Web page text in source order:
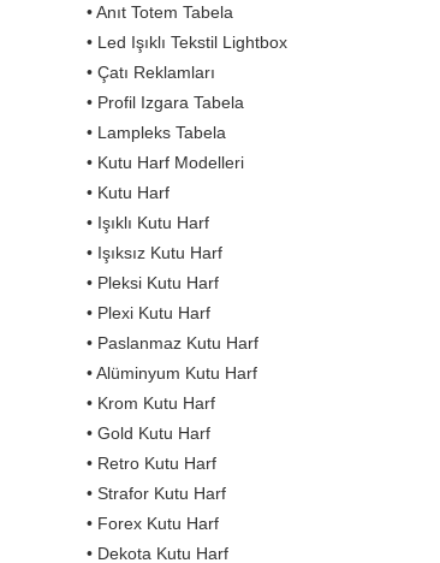
• Anıt Totem Tabela
• Led Işıklı Tekstil Lightbox
• Çatı Reklamları
• Profil Izgara Tabela
• Lampleks Tabela
• Kutu Harf Modelleri
• Kutu Harf
• Işıklı Kutu Harf
• Işıksız Kutu Harf
• Pleksi Kutu Harf
• Plexi Kutu Harf
• Paslanmaz Kutu Harf
• Alüminyum Kutu Harf
• Krom Kutu Harf
• Gold Kutu Harf
• Retro Kutu Harf
• Strafor Kutu Harf
• Forex Kutu Harf
• Dekota Kutu Harf